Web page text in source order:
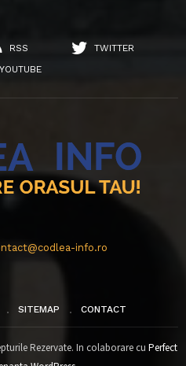
RSS
TWITTER
YOUTUBE
info.ro
SITEMAP CONTACT
Rezervate. In colaborare cu Perfect